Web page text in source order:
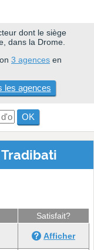
dont le siège
dans la Drome.
3 agences en
les agences
OK
Satisfait?
Afficher